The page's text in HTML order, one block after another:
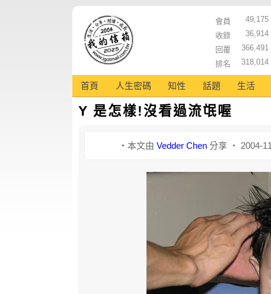
會員
49,175
收錄
36,914
回覆
366,491
排名
318,014
首頁 人生密碼 知性 話題 生活
Y 是怎樣!沒看過流氓喔
‧本文由 Vedder Chen分享 ‧ 2004-